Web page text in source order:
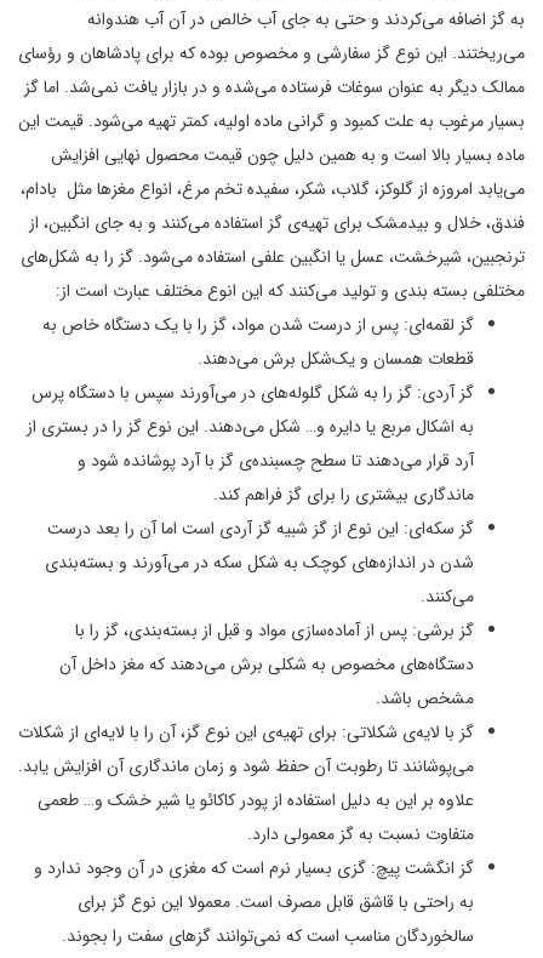
به گز اضافه می‌کردند و حتی به جای آب خالص در آن آب هندوانه
می‌ریختند. این نوع گز سفارشی و مخصوص بوده که برای پادشاهان و رؤسای
ممالک دیگر به عنوان سوغات فرستاده می‌شده و در بازار یافت نمی‌شد. اما گز
بسیار مرغوب به علت کمبود و گرانی ماده اولیه، کمتر تهیه می‌شود. قیمت این
ماده بسیار بالا است و به همین دلیل چون قیمت محصول نهایی افزایش
می‌یابد امروزه از گلوکز، گلاب، شکر، سفیده تخم مرغ، انواع مغزها مثل بادام،
فندق، خلال و بیدمشک برای تهیه‌ی گز استفاده می‌کنند و به جای انگبین، از
ترنجبین، شیرخشت، عسل یا انگبین علفی استفاده می‌شود. گز را به شکل‌های
مختلفی بسته بندی و تولید می‌کنند که این انوع مختلف عبارت است از:
گز لقمه‌ای: پس از درست شدن مواد، گز را با یک دستگاه خاص به
قطعات همسان و یک‌شکل برش می‌دهند.
گز آردی: گز را به شکل گلوله‌های در می‌آورند سپس با دستگاه پرس
به اشکال مربع یا دایره و… شکل می‌دهند. این نوع گز را در بستری از
آرد قرار می‌دهند تا سطح چسبنده‌ی گز با آرد پوشانده شود و
ماندگاری بیشتری را برای گز فراهم کند.
گز سکه‌ای: این نوع از گز شبیه گز آردی است اما آن را بعد درست
شدن در اندازه‌های کوچک به شکل سکه در می‌آورند و بسته‌بندی
می‌کنند.
گز برشی: پس از آماده‌سازی مواد و قبل از بسته‌بندی، گز را با
دستگاه‌های مخصوص به شکلی برش می‌دهند که مغز داخل آن
مشخص باشد.
گز با لایه‌ی شکلاتی: برای تهیه‌ی این نوع گز، آن را با لایه‌ای از شکلات
می‌پوشانند تا رطوبت آن حفظ شود و زمان ماندگاری آن افزایش یابد.
علاوه بر این به دلیل استفاده از پودر کاکائو یا شیر خشک و… طعمی
متفاوت نسبت به گز معمولی دارد.
گز انگشت پیچ: گزی بسیار نرم است که مغزی در آن وجود ندارد و
به راحتی با قاشق قابل مصرف است. معمولا این نوع گز برای
سالخوردگان مناسب است که نمی‌توانند گزهای سفت را بجوند.